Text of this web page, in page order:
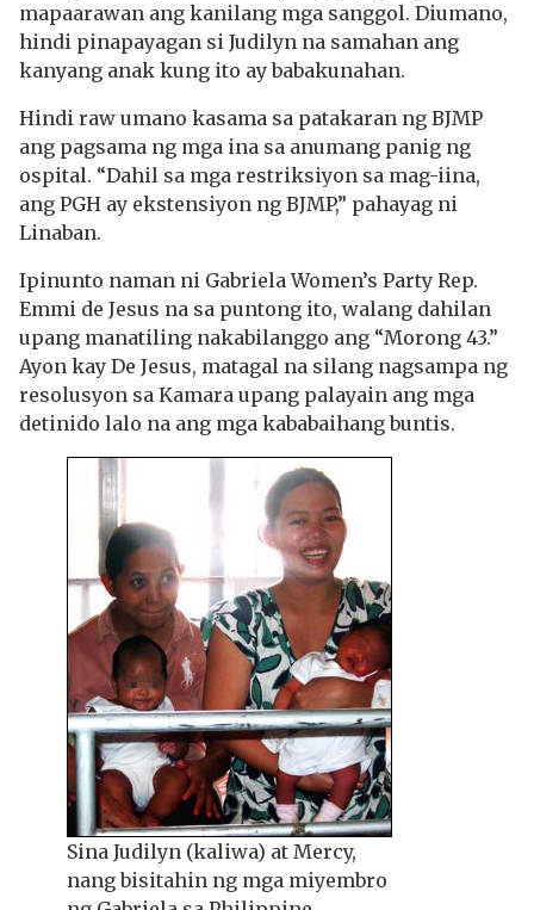
mapaarawan ang kanilang mga sanggol. Diumano,
hindi pinapayagan si Judilyn na samahan ang
kanyang anak kung ito ay babakunahan.
Hindi raw umano kasama sa patakaran ng BJMP
ang pagsama ng mga ina sa anumang panig ng
ospital. “Dahil sa mga restriksiyon sa mag-iina,
ang PGH ay ekstensiyon ng BJMP,” pahayag ni
Linaban.
Ipinunto naman ni Gabriela Women’s Party Rep.
Emmi de Jesus na sa puntong ito, walang dahilan
upang manatiling nakabilanggo ang “Morong 43.”
Ayon kay De Jesus, matagal na silang nagsampa ng
resolusyon sa Kamara upang palayain ang mga
detinido lalo na ang mga kababaihang buntis.
Sina Judilyn (kaliwa) at Mercy,
nang bisitahin ng mga miyembro